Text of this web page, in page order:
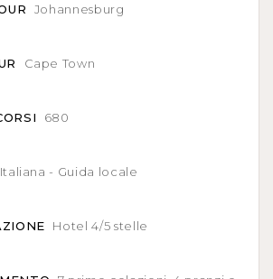
Johannesburg
Cape Town
680
Italiana - Guida locale
Hotel 4/5 stelle